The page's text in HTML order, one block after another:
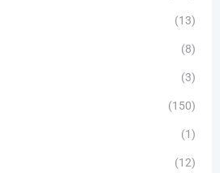
(13)
(8)
(3)
(150)
(1)
(12)